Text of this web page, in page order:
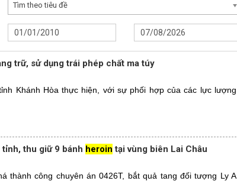
Tìm theo tiêu đề
trữ, sử dụng trái phép chất ma túy
Khánh Hòa thực hiện, với sự phối hợp của các lực lượng
thu giữ 9 bánh heroin tại vùng biên Lai Châu
thành công chuyên án 0426T, bắt quả tang đối tượng Ly A